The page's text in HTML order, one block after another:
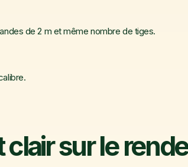
de 2 m et même nombre de tiges.
sur le